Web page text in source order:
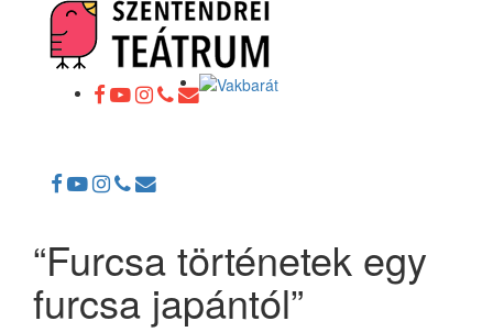
“Furcsa történetek egy
furcsa japántól”